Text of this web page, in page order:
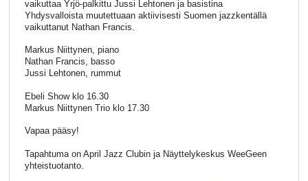
vaikuttaa Yrjö-palkittu Jussi Lehtonen ja basistina
Yhdysvalloista muutettuaan aktiivisesti Suomen jazzkentällä
vaikuttanut Nathan Francis.
Markus Niittynen, piano
Nathan Francis, basso
Jussi Lehtonen, rummut
Ebeli Show klo 16.30
Markus Niittynen Trio klo 17.30
Vapaa pääsy!
Tapahtuma on April Jazz Clubin ja Näyttelykeskus WeeGeen
yhteistuotanto.